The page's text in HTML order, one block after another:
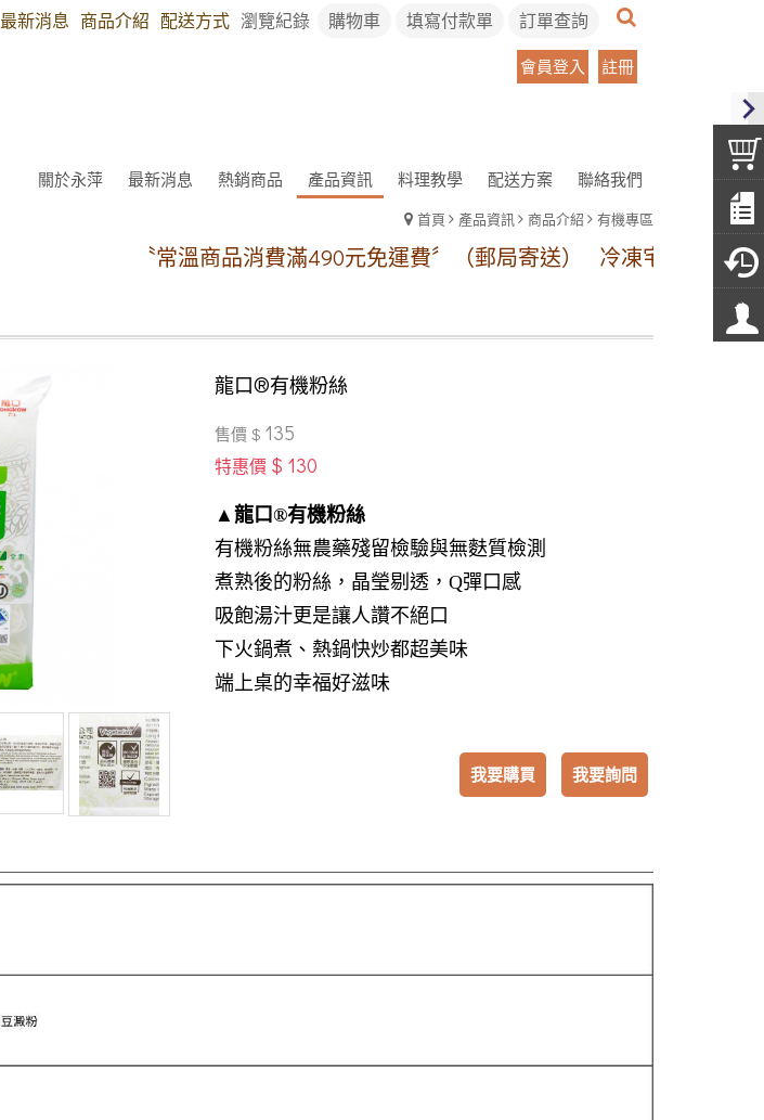
最新消息 商品介紹 配送方式 瀏覽紀錄 購物車 填寫付款單 訂單查詢
會員登入 註冊
關於永萍 最新消息 熱銷商品 產品資訊 料理教學 配送方案 聯絡我們
首頁 產品資訊 商品介紹 有機專區
〝常溫商品消費滿490元免運費〞（郵局寄送） 冷凍宅配方案:【本
龍口®有機粉絲
售價 $135
特惠價 $ 130
▲龍口®有機粉絲
有機粉絲無農藥殘留檢驗與無麩質檢測
煮熟後的粉絲，晶瑩剔透，Q彈口感
吸飽湯汁更是讓人讚不絕口
下火鍋煮、熱鍋快炒都超美味
端上桌的幸福好滋味
我要購買 我要詢問